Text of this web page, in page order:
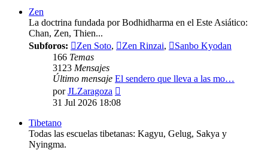
Zen
La doctrina fundada por Bodhidharma en el Este Asiático:
Chan, Zen, Thien...
Subforos:
Zen Soto, Zen Rinzai,
Sanbo Kyodan
166 Temas
3123 Mensajes
Último mensaje El sendero que lleva a las mo…
porJLZaragoza
31 Jul 2026 18:08
Tibetano
Todas las escuelas tibetanas: Kagyu, Gelug, Sakya y
Nyingma.